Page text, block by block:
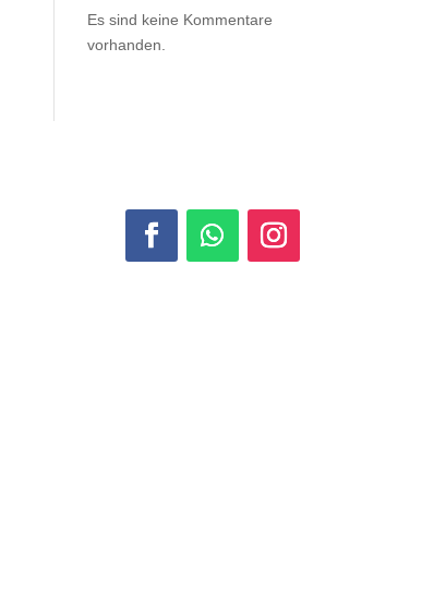
Es sind keine Kommentare
vorhanden.